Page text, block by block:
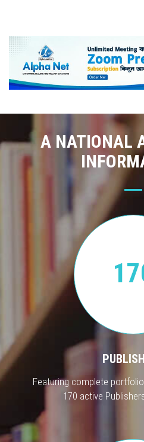
A NATIONAL
Featuring complete
170 active